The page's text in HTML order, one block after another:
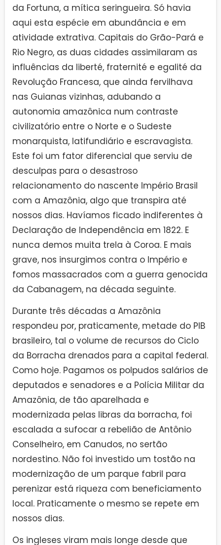
da Fortuna, a mítica seringueira. Só havia
aqui esta espécie em abundância e em
atividade extrativa. Capitais do Grão-Pará e
Rio Negro, as duas cidades assimilaram as
influências da liberté, fraternité e egalité da
Revolução Francesa, que ainda fervilhava
nas Guianas vizinhas, adubando a
autonomia amazônica num contraste
civilizatório entre o Norte e o Sudeste
monarquista, latifundiário e escravagista.
Este foi um fator diferencial que serviu de
desculpas para o desastroso
relacionamento do nascente Império Brasil
com a Amazônia, algo que transpira até
nossos dias. Havíamos ficado indiferentes à
Declaração de Independência em 1822. E
nunca demos muita trela à Coroa. E mais
grave, nos insurgimos contra o Império e
fomos massacrados com a guerra genocida
da Cabanagem, na década seguinte.
Durante três décadas a Amazônia
respondeu por, praticamente, metade do PIB
brasileiro, tal o volume de recursos do Ciclo
da Borracha drenados para a capital federal.
Como hoje. Pagamos os polpudos salários de
deputados e senadores e a Polícia Militar da
Amazônia, de tão aparelhada e
modernizada pelas libras da borracha, foi
escalada a sufocar a rebelião de Antônio
Conselheiro, em Canudos, no sertão
nordestino. Não foi investido um tostão na
modernização de um parque fabril para
perenizar está riqueza com beneficiamento
local. Praticamente o mesmo se repete em
nossos dias.
Os ingleses viram mais longe desde que